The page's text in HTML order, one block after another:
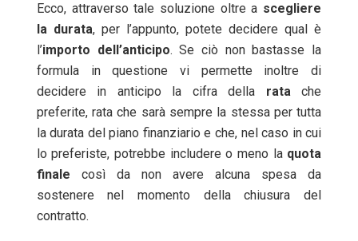
Ecco, attraverso tale soluzione oltre a scegliere
la durata, per l’appunto, potete decidere qual è
l’importo dell’anticipo. Se ciò non bastasse la
formula in questione vi permette inoltre di
decidere in anticipo la cifra della ratache
preferite, rata che sarà sempre la stessa per tutta
la durata del piano finanziario e che, nel caso in cui
lo preferiste, potrebbe includere o meno la quota
finale così da non avere alcuna spesa da
sostenere nel momento della chiusura del
contratto.